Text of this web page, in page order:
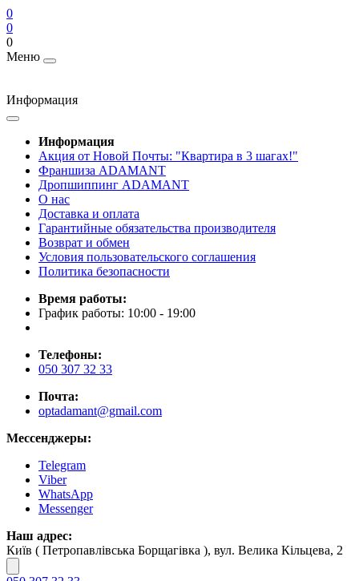
0
0
0
Меню
Информация
Информация
Акция от Новой Почты: "Квартира в 3 шагах!"
Франшиза ADAMANT
Дропшиппинг ADAMANT
О нас
Доставка и оплата
Гарантийные обязательства производителя
Возврат и обмен
Условия пользовательского соглашения
Политика безопасности
Время работы:
График работы: 10:00 - 19:00
Телефоны:
050 307 32 33
Почта:
optadamant@gmail.com
Мессенджеры:
Telegram
Viber
WhatsApp
Messenger
Наш адрес:
Київ ( Петропавлівська Борщагівка ), вул. Велика Кільцева, 2